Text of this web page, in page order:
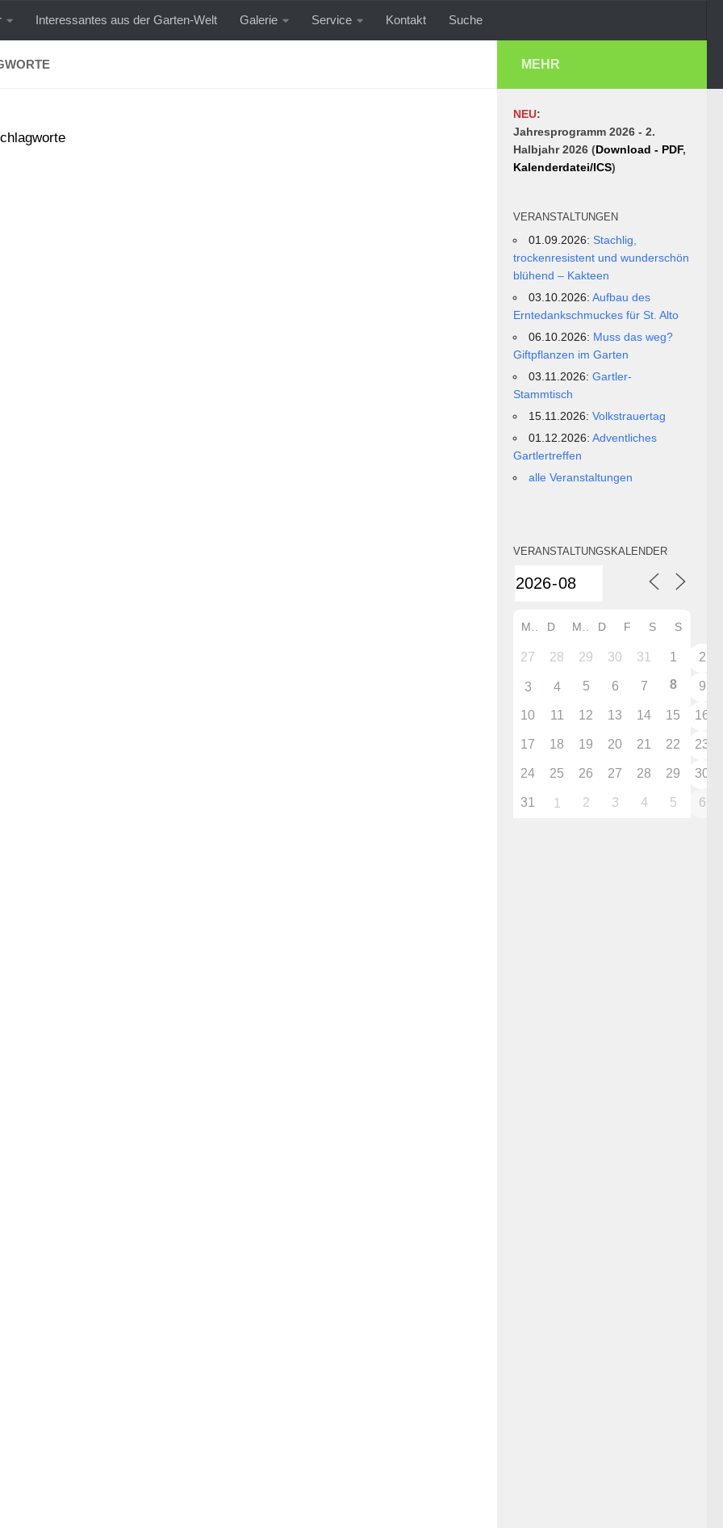
Interessantes aus der Garten-Welt Galerie Service Kontakt Suche
wochentipps/398228/index.php
wochentipps/398636/index.php
MEHR
NEU:
Jahresprogramm 2026 - 2.
Halbjahr 2026 (Download - PDF,
Kalenderdatei/ICS)
VERANSTALTUNGEN
01.09.2026: Stachlig,
trockenresistent und wunderschön
blühend – Kakteen
03.10.2026:Aufbau des
Erntedankschmuckes für St. Alto
06.10.2026: Muss das weg?
Giftpflanzen im Garten
03.11.2026:Gartler-
Stammtisch
15.11.2026:Volkstrauertag
01.12.2026:Adventliches
Gartlertreffen
alle Veranstaltungen
VERANSTALTUNGSKALENDER
D D F S S
27 28 29 30 31 1 2
3 4 5 6 7 8 9
10 11 12 13 14 15 16
17 18 19 20 21 22 23
24 25 26 27 28 29 30
31 1 2 3 4 5 6